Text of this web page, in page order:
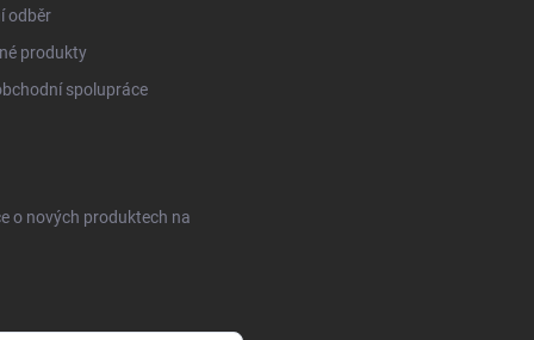
odběr
produkty
spolupráce
o nových produktech na